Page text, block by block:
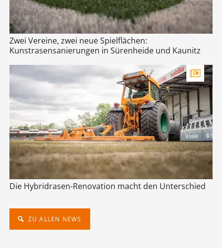
Zwei Vereine, zwei neue Spielflächen:
Kunstrasensanierungen in Sürenheide und Kaunitz
Die Hybridrasen-Renovation macht den Unterschied
ZU ALLEN NEWS